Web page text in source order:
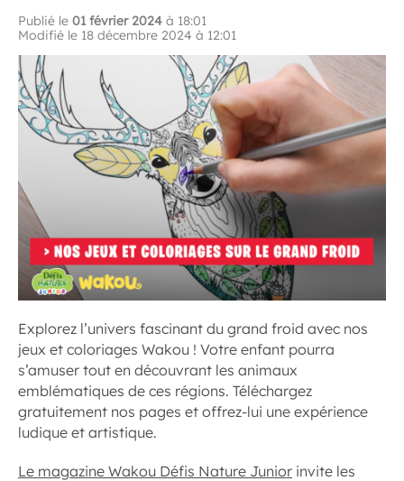
Publié le 01 février 2024 à 18:01
Modifié le 18 décembre 2024 à 12:01
Explorez l’univers fascinant du grand froid avec nos
jeux et coloriages Wakou ! Votre enfant pourra
s’amuser tout en découvrant les animaux
emblématiques de ces régions. Téléchargez
gratuitement nos pages et offrez-lui une expérience
ludique et artistique.
Le magazine Wakou Défis Nature Junior invite les